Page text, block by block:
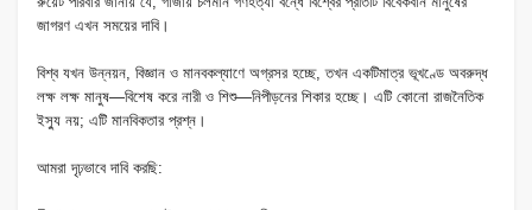
জাগরণ এখন সময়ের দাবি।
বিশ্ব যখন উন্নয়ন, বিজ্ঞান ও মানবকল্যাণে অগ্রসর হচ্ছে, তখন একটিমাত্র ভূখণ্ডে অবরুদ্ধ
লক্ষ লক্ষ মানুষ—বিশেষ করে নারী ও শিশু—নিপীড়নের শিকার হচ্ছে। এটি কোনো রাজনৈতিক
ইস্যু নয়; এটি মানবিকতার প্রশ্ন।
আমরা দৃঢ়ভাবে দাবি করছি: